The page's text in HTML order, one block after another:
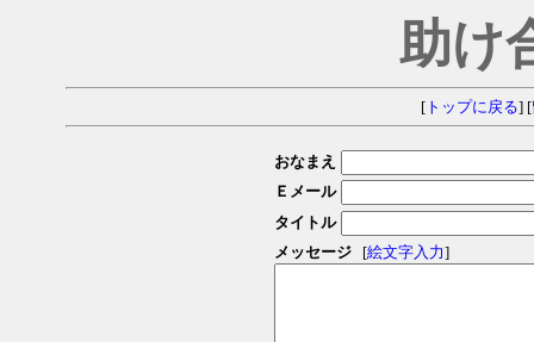
助け
[トップに戻る] [
おなまえ
Ｅメール
タイトル
メッセージ
[絵文字入力]